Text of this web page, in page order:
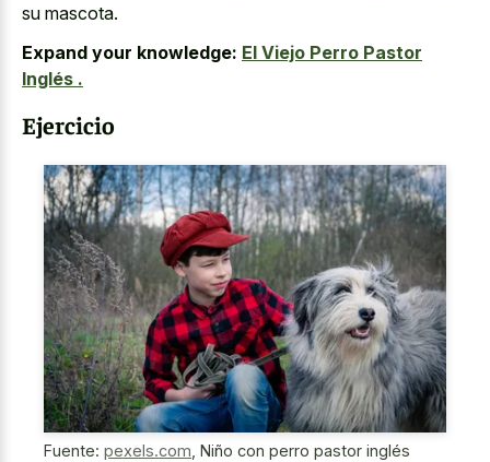
su mascota.
Expand your knowledge: El Viejo Perro Pastor
Inglés .
Ejercicio
Fuente: pexels.com Niño con perro pastor inglés